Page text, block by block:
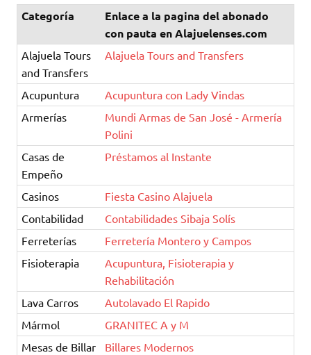
Categoría
Enlace a la pagina del abonado
con pauta en Alajuelenses.com
Alajuela Tours
and Transfers
Alajuela Tours and Transfers
Acupuntura
Acupuntura con Lady Vindas
Armerías
Mundi Armas de San José - Armería
Polini
Casas de
Empeño
Préstamos al Instante
Casinos
Fiesta Casino Alajuela
Contabilidad
Contabilidades Sibaja Solís
Ferreterías
Ferretería Montero y Campos
Fisioterapia
Acupuntura, Fisioterapia y
Rehabilitación
Lava Carros
Autolavado El Rapido
Mármol
GRANITEC A y M
Mesas de Billar
Billares Modernos